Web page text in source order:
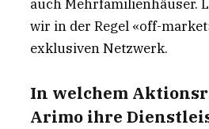
auch Mehrfamilienhäuser.
wir in der Regel «off-
exklusiven Netzwerk.
In welchem
Arimo ihre